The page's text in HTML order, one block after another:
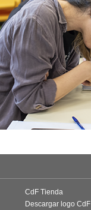
CdF Tienda
Descargar logo CdF